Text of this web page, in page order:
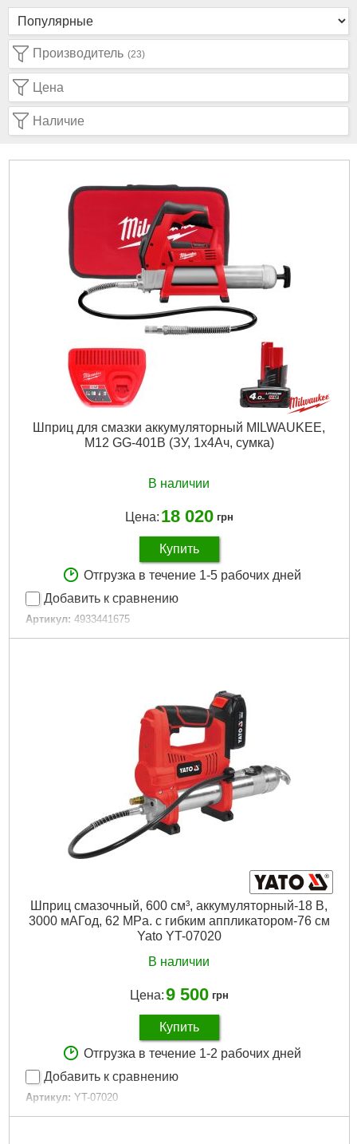
Производитель (23)
Цена
Наличие
Шприц для смазки аккумуляторный MILWAUKEE,
M12 GG-401B (ЗУ, 1х4Ач, сумка)
В наличии
Цена: 18 020 грн
Купить
Отгрузка в течение 1-5 рабочих дней
Добавить к сравнению
Артикул: 4933441675
Код товара: 26.81.06
Емкость аккумулятора, Ач: 4
Напряжение аккумулятора, В: 12
Емкость аккумулятора, Аг:
4,0
Li-Ion
Щёточный
36
Уровень шума, дБ:
65,5
Источник питания: Аккумулятор
Габариты упаковки:
Подробнее...
Шприц смазочный, 600 см³, аккумуляторный-18 В,
3000 мАГод, 62 MPa. с гибким аппликатором-76 см
Yato YT-07020
В наличии
Цена:9 500 грн
Купить
Отгрузка в течение 1-2 рабочих дней
Добавить к сравнению
Артикул: YT-07020
Код товара: 26.00.41